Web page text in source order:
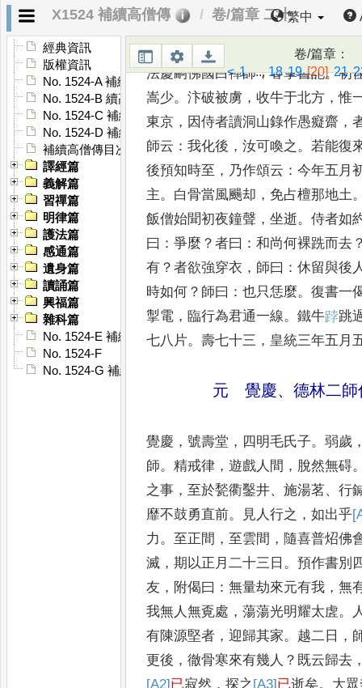
X1524 補續高僧傳 卷/篇章 二十繁中
經典資訊
版權資訊
No. 1524-A 補續高僧傳序
No. 1524-B 續高僧傳序
No. 1524-C 補續高僧傳序
No. 1524-D 補續高僧傳序
補續高僧傳目次
譯經篇
義解篇
習禪篇
明律篇
護法篇
感通篇
遺身篇
讀誦篇
興福篇
雜科篇
No. 1524-E 補續高僧傳䟦
No. 1524-F
No. 1524-G 補續高僧傳䟦
卷/篇章：
< 1...18 19 [20] 21
咸平府大覺寺法慶禪
法慶嗣佛國白禪師，甞掌書記。初
嵩少。汴破被虜 ，收牛于北方 ，惟
東京 ， 因侍者讀洞山錄作愚癡齋 ，
師云 ：我化後 ，汝可喚之。若能復
後預知時至 ， 乃作頌云 ：今年五月
主。 白骨當風颺却 ，免占檀那地土
飯僧始聞初夜鐘聲 ，坐逝。侍者如
曰 ：爭麼 ？者曰 ：和尚何裸跣而去
有 ？者欲強穿衣 ， 師曰 ：休留與後
時如何 ？ 師曰 ：也只恁麼。復書一
掣電 ，臨行為君通一線。鐵牛𨁝跳
七八片。壽七十三 ， 皇統三年五月
元 覺慶、 德林二師
覺慶 ，號壽堂 ， 四明毛氏子。弱歲
師。精戒律 ，遊戲人間 ， 脫然無碍
之事 ， 至於甃衢鑿井、施湯茗、行
靡不鼓勇直前。 見人行之 ，如出乎
力。 至正間 ， 至雲間 ， 隨喜普炤佛
滅 ，期以正月二十三 日 。預作書別
友 ， 附偈曰 ：無量劫來元有我 ，無
我無人無覔處 ，蕩蕩光明耀太虗。
有陳源堅者 ，迎歸其家。 越二日 ，
更後 ，徹骨寒來有幾人 ？ 既云歸去
[A2] 已寂然 ，探之 [A3] 已逝矣。 大